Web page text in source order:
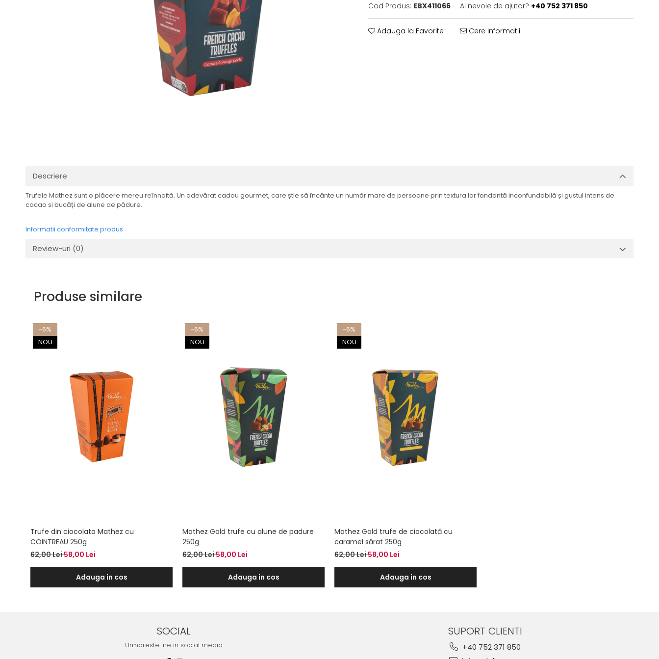
Cod Produs: EBX411066 Ai nevoie de ajutor? +40 752 371 850
Adauga la Favorite Cere informatii
Descriere
Trufele Mathez sunt o plăcere mereu reînnoită. Un adevărat cadou gourmet, care știe să încânte un număr mare de persoane prin textura lor fondantă inconfundabilă și gustul intens de
cacao si bucăți de alune de pădure.
Informatii conformitate produs
Review-uri (0)
Produse similare
-6%
NOU
Trufe din ciocolata Mathez cu
COINTREAU 250g
62,00 Lei58,00 Lei
Adauga in cos
-6%
NOU
Mathez Gold trufe cu alune de padure
250g
62,00 Lei58,00 Lei
Adauga in cos
-6%
NOU
Mathez Gold trufe de ciocolată cu
caramel sărat 250g
62,00 Lei58,00 Lei
Adauga in cos
SOCIAL
Urmareste-ne in social media
SUPORT CLIENTI
+40 752 371 850